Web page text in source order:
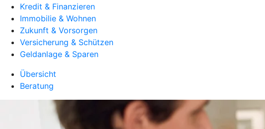
Kredit & Finanzieren
Immobilie & Wohnen
Zukunft & Vorsorgen
Versicherung & Schützen
Geldanlage & Sparen
Übersicht
Beratung